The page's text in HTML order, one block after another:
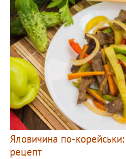
Яловичина по-
рецепт